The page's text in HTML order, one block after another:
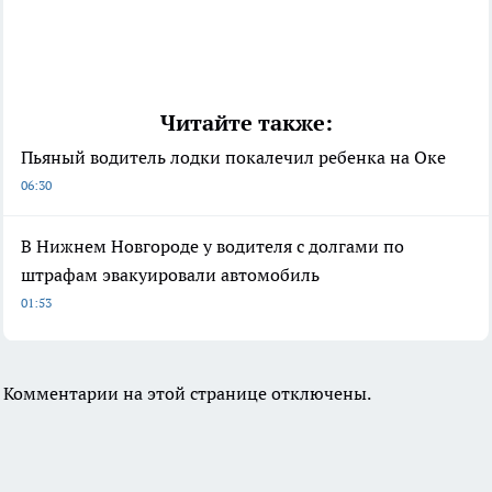
Читайте также:
Пьяный водитель лодки покалечил ребенка на Оке
06:30
В Нижнем Новгороде у водителя с долгами по
штрафам эвакуировали автомобиль
01:53
Комментарии на этой странице отключены.